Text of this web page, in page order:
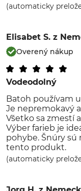
(automaticky
Elisabet S. z
Overený nákup
Vodeodolný
Batoh používam
Je nepremokavý
Všetko sa zmestí
Výber farieb je
pohybe. Šnúry
tento produkt.
(automaticky